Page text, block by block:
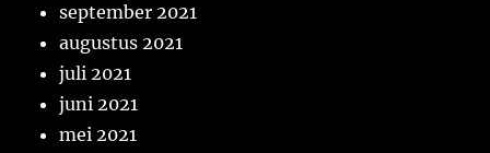
september 2021
augustus 2021
juli 2021
juni 2021
mei 2021